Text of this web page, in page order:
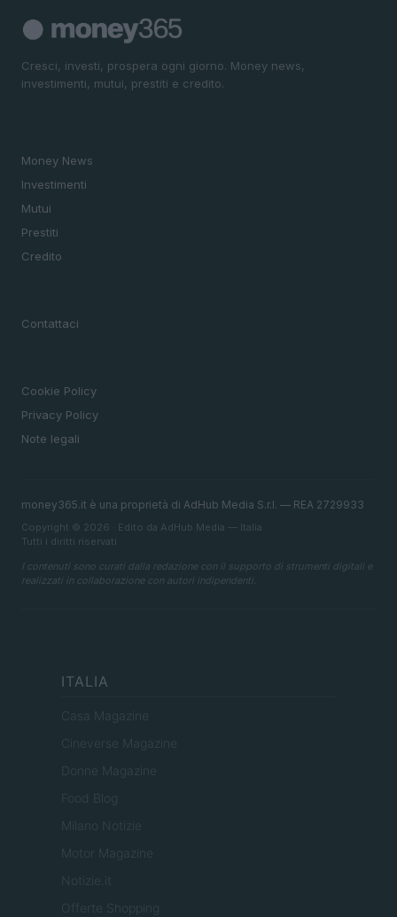
Cresci, investi, prospera ogni giorno. Money news,
investimenti, mutui, prestiti e credito.
Money News
Investimenti
Mutui
Prestiti
Credito
Contattaci
Cookie Policy
Privacy Policy
Note legali
money365.it è una proprietà di AdHub Media S.r.l. — REA 2729933
Copyright © 2026 · Edito da AdHub Media — Italia
Tutti i diritti riservati
I contenuti sono curati dalla redazione con il supporto di strumenti digitali e
realizzati in collaborazione con autori indipendenti.
ITALIA
Casa Magazine
Cineverse Magazine
Donne Magazine
Food Blog
Milano Notizie
Motor Magazine
Notizie.it
Offerte Shopping